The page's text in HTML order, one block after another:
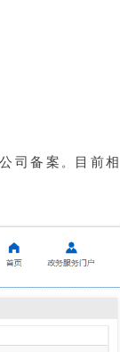
司备案 。
目前相